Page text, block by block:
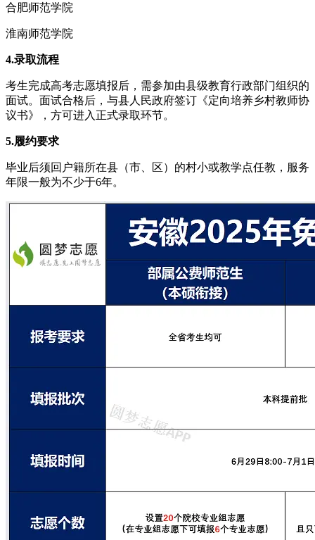
合肥师范学院
淮南师范学院
4.录取流程
考生完成高考志愿填报后，需参加由县级教育行政部门组织的
面试。面试合格后，与县人民政府签订《定向培养乡村教师协
议书》，方可进入正式录取环节。
5.履约要求
毕业后须回户籍所在县（市、区）的村小或教学点任教，服务
年限一般为不少于6年。